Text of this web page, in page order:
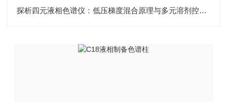
探析四元液相色谱仪：低压梯度混合原理与多元溶剂控制技术